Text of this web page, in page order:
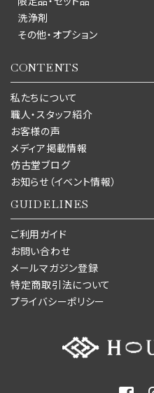
洗浄剤
その他・オプション
CONTENTS
私たちについて
職人・スタッフ紹介
お客様の声
メディア掲載情報
仿古堂ブログ
お知らせ（イベント情報）
GUIDELINES
ご利用ガイド
お問い合わせ
メールマガジン登録
特定商取引法について
プライバシーポリシー